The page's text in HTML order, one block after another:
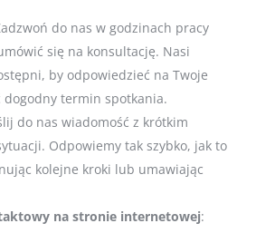
do nas w godzinach pracy
się na konsultację. Nasi
by odpowiedzieć na Twoje
termin spotkania.
do nas wiadomość z krótkim
Odpowiemy tak szybko, jak to
kolejne kroki lub umawiając
na stronie internetowej: